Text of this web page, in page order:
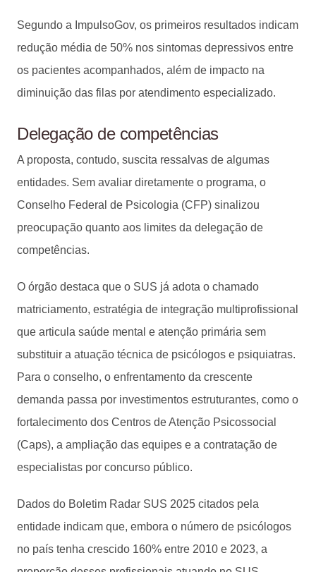
Segundo a ImpulsoGov, os primeiros resultados indicam
redução média de 50% nos sintomas depressivos entre
os pacientes acompanhados, além de impacto na
diminuição das filas por atendimento especializado.
Delegação de competências
A proposta, contudo, suscita ressalvas de algumas
entidades. Sem avaliar diretamente o programa, o
Conselho Federal de Psicologia (CFP) sinalizou
preocupação quanto aos limites da delegação de
competências.
O órgão destaca que o SUS já adota o chamado
matriciamento, estratégia de integração multiprofissional
que articula saúde mental e atenção primária sem
substituir a atuação técnica de psicólogos e psiquiatras.
Para o conselho, o enfrentamento da crescente
demanda passa por investimentos estruturantes, como o
fortalecimento dos Centros de Atenção Psicossocial
(Caps), a ampliação das equipes e a contratação de
especialistas por concurso público.
Dados do Boletim Radar SUS 2025 citados pela
entidade indicam que, embora o número de psicólogos
no país tenha crescido 160% entre 2010 e 2023, a